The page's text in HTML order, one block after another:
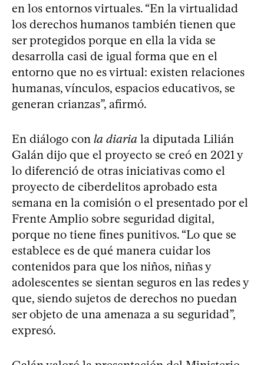
en los entornos virtuales. “En la virtualidad
los derechos humanos también tienen que
ser protegidos porque en ella la vida se
desarrolla casi de igual forma que en el
entorno que no es virtual: existen relaciones
humanas, vínculos, espacios educativos, se
generan crianzas”, afirmó.
En diálogo con la diaria la diputada Lilián
Galán dijo que el proyecto se creó en 2021 y
lo diferenció de otras iniciativas como el
proyecto de ciberdelitos aprobado esta
semana en la comisión o el presentado por el
Frente Amplio sobre seguridad digital,
porque no tiene fines punitivos. “Lo que se
establece es de qué manera cuidar los
contenidos para que los niños, niñas y
adolescentes se sientan seguros en las redes y
que, siendo sujetos de derechos no puedan
ser objeto de una amenaza a su seguridad”,
expresó.